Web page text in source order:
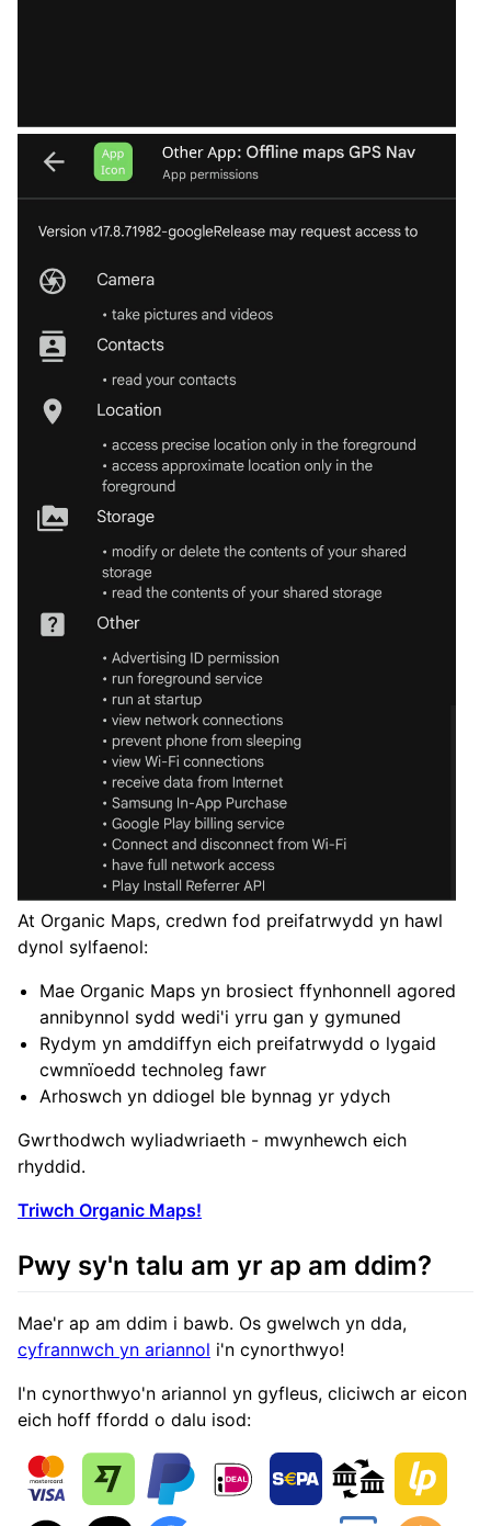
At Organic Maps, credwn fod preifatrwydd yn hawl
dynol sylfaenol:
Mae Organic Maps yn brosiect ffynhonnell agored
annibynnol sydd wedi'i yrru gan y gymuned
Rydym yn amddiffyn eich preifatrwydd o lygaid
cwmnïoedd technoleg fawr
Arhoswch yn ddiogel ble bynnag yr ydych
Gwrthodwch wyliadwriaeth - mwynhewch eich
rhyddid.
Triwch Organic Maps!
Pwy sy'n talu am yr ap am ddim?
Mae'r ap am ddim i bawb. Os gwelwch yn dda,
cyfrannwch yn ariannol i'n cynorthwyo!
I'n cynorthwyo'n ariannol yn gyfleus, cliciwch ar eicon
eich hoff ffordd o dalu isod: